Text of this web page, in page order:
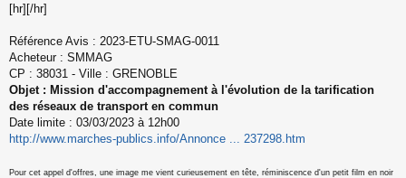
[hr][/hr]
Référence Avis : 2023-ETU-SMAG-0011
Acheteur : SMMAG
CP : 38031 - Ville : GRENOBLE
Objet : Mission d'accompagnement à l'évolution de la tarification
des réseaux de transport en commun
Date limite : 03/03/2023 à 12h00
http://www.marches-publics.info/Annonce ... 237298.htm
Pour cet appel d'offres, une image me vient curieusement en tête, réminiscence d'un petit film en noir